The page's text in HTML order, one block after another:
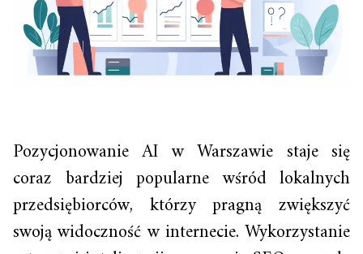
Pozycjonowanie AI w Warszawie staje się
coraz bardziej popularne wśród lokalnych
przedsiębiorców, którzy pragną zwiększyć
swoją widoczność w internecie. Wykorzystanie